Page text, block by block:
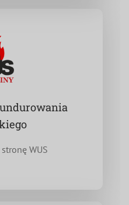
WUS